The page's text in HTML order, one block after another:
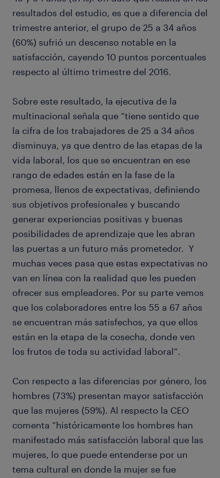
resultados del estudio, es que a diferencia del
trimestre anterior, el grupo de 25 a 34 años
(60%) sufrió un descenso notable en la
satisfacción, cayendo 10 puntos porcentuales
respecto al último trimestre del 2016.
Sobre este resultado, la ejecutiva de la
multinacional señala que “tiene sentido que
la cifra de los trabajadores de 25 a 34 años
disminuya, ya que dentro de las etapas de la
vida laboral, los que se encuentran en ese
rango de edades están en la fase de la
promesa, llenos de expectativas, definiendo
sus objetivos profesionales y buscando
generar experiencias positivas y buenas
posibilidades de aprendizaje que les abran
las puertas a un futuro más prometedor. Y
muchas veces pasa que estas expectativas no
van en línea con la realidad que les pueden
ofrecer sus empleadores. Por su parte vemos
que los colaboradores entre los 55 a 67 años
se encuentran más satisfechos, ya que ellos
están en la etapa de la cosecha, donde ven
los frutos de toda su actividad laboral”.
Con respecto a las diferencias por género, los
hombres (73%) presentan mayor satisfacción
que las mujeres (59%). Al respecto la CEO
comenta “históricamente los hombres han
manifestado más satisfacción laboral que las
mujeres, lo que puede entenderse por un
tema cultural en donde la mujer se fue